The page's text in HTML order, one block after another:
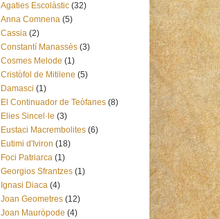
Agaties Escolàstic (32)
Anna Comnena (5)
Cassia (2)
Constantí Manassès (3)
Cosmes Melode (1)
Cristòfol de Mitilene (5)
Damasci (1)
El Continuador de Teòfanes (8)
Elies Sincel·le (3)
Eustaci Macrembolites (6)
Eutimi d'Iviron (18)
Foci Patriarca (1)
Georgios Sfrantzes (1)
Ignasi Diaca (4)
Joan Geometres (12)
Joan Mauròpode (4)